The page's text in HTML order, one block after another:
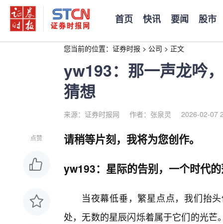
首页 快讯 要闻 股市
您当前的位置： 证券时报 > 公司 > 正文
yw193：那一声龙吟
猜想
来源：证券时报网 作者：张泉灵 2026-02-07
点赞
请稍等片刻，我将为您创作。
yw193：星际的告别，一个时代
当夜幕低垂，繁星点点，我们抬
处，无数的星辰闪烁着属于它们的光